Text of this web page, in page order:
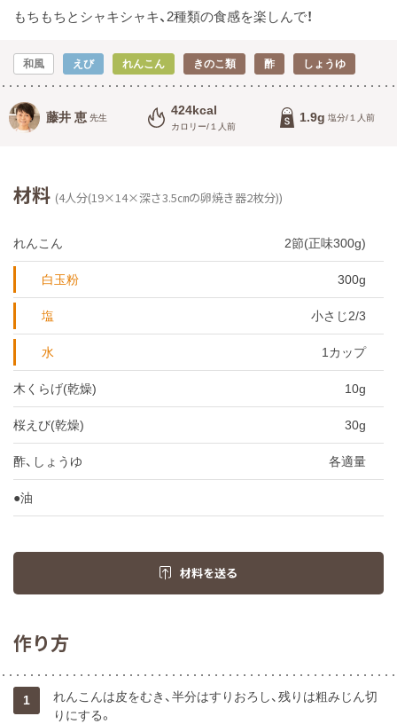
もちもちとシャキシャキ、2種類の食感を楽しんで！
和風 えび れんこん きのこ類 酢 しょうゆ
藤井 恵 先生 424kcal
カロリー/１人前
1.9g 塩分/１人前
材料 (4人分(19×14×深さ3.5㎝の卵焼き器2枚分))
れんこん 2節(正味300g)
白玉粉 300g
塩 小さじ2/3
水 1カップ
木くらげ(乾燥) 10g
桜えび(乾燥) 30g
酢、しょうゆ 各適量
●油
材料を送る
作り方
1
れんこんは皮をむき、半分はすりおろし、残りは粗みじん切
りにする。